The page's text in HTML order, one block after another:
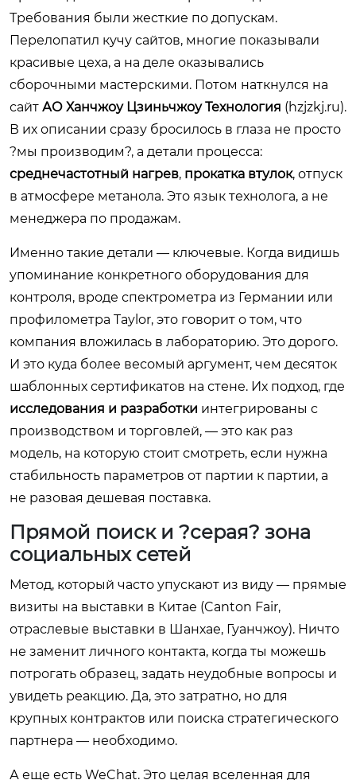
Требования были жесткие по допускам.
Перелопатил кучу сайтов, многие показывали
красивые цеха, а на деле оказывались
сборочными мастерскими. Потом наткнулся на
сайт АО Ханчжоу Цзиньчжоу Технология (hzjzkj.ru).
В их описании сразу бросилось в глаза не просто
?мы производим?, а детали процесса:
среднечастотный нагрев, прокатка втулок, отпуск
в атмосфере метанола. Это язык технолога, а не
менеджера по продажам.
Именно такие детали — ключевые. Когда видишь
упоминание конкретного оборудования для
контроля, вроде спектрометра из Германии или
профилометра Taylor, это говорит о том, что
компания вложилась в лабораторию. Это дорого.
И это куда более весомый аргумент, чем десяток
шаблонных сертификатов на стене. Их подход, где
исследования и разработки интегрированы с
производством и торговлей, — это как раз
модель, на которую стоит смотреть, если нужна
стабильность параметров от партии к партии, а
не разовая дешевая поставка.
Прямой поиск и ?серая? зона
социальных сетей
Метод, который часто упускают из виду — прямые
визиты на выставки в Китае (Canton Fair,
отраслевые выставки в Шанхае, Гуанчжоу). Ничто
не заменит личного контакта, когда ты можешь
потрогать образец, задать неудобные вопросы и
увидеть реакцию. Да, это затратно, но для
крупных контрактов или поиска стратегического
партнера — необходимо.
А еще есть WeChat. Это целая вселенная для